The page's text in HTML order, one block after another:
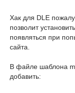
Хак для DLE
позволит
появляться при
сайта.
В файле шаблона
добавить: